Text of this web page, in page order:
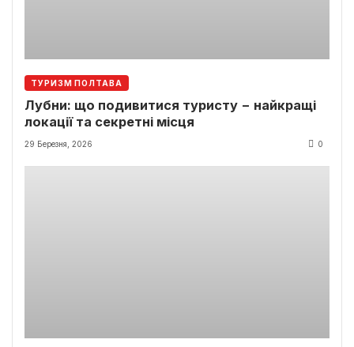
ТУРИЗМ ПОЛТАВА
Лубни: що подивитися туристу − найкращі
локації та секретні місця
29 Березня, 2026 0